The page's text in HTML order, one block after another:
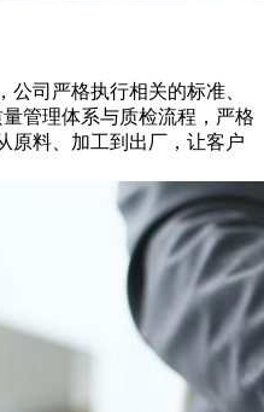
司严格执行相关的标准、
管理体系与质检流程，严格
原料、加工到出厂，让客户